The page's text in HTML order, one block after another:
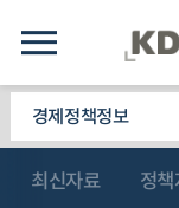
경제정책정보
최신자료 정